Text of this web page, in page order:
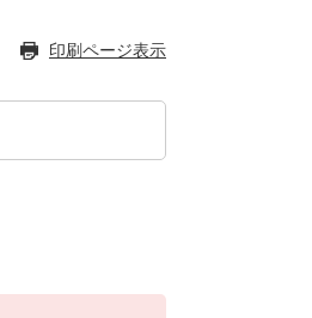
印刷ページ表示